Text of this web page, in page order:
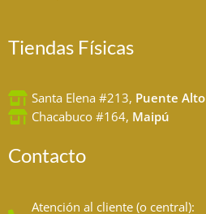
Tiendas Físicas
Santa Elena #213, Puente Alto
Chacabuco #164, Maipú
Contacto
Atención al cliente (o central):